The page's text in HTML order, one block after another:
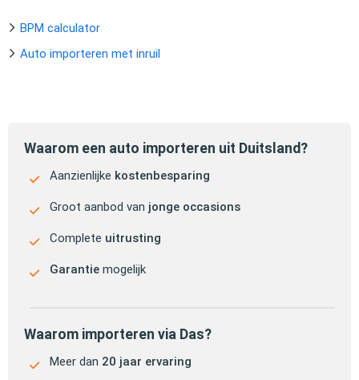
BPM calculator
Auto importeren met inruil
Waarom een auto importeren uit Duitsland?
Aanzienlijke kostenbesparing
Groot aanbod van jonge occasions
Complete uitrusting
Garantie mogelijk
Waarom importeren via Das?
Meer dan 20 jaar ervaring